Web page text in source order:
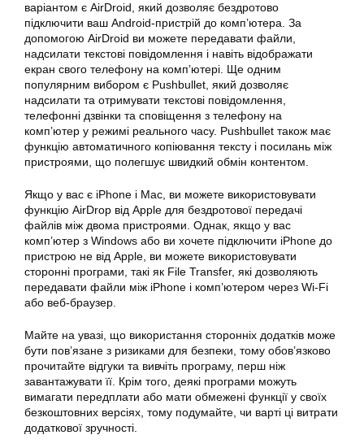
варіантом є AirDroid, який дозволяє бездротово
підключити ваш Android-пристрій до комп’ютера. За
допомогою AirDroid ви можете передавати файли,
надсилати текстові повідомлення і навіть відображати
екран свого телефону на комп’ютері. Ще одним
популярним вибором є Pushbullet, який дозволяє
надсилати та отримувати текстові повідомлення,
телефонні дзвінки та сповіщення з телефону на
комп’ютер у режимі реального часу. Pushbullet також має
функцію автоматичного копіювання тексту і посилань між
пристроями, що полегшує швидкий обмін контентом.
Якщо у вас є iPhone і Mac, ви можете використовувати
функцію AirDrop від Apple для бездротової передачі
файлів між двома пристроями. Однак, якщо у вас
комп’ютер з Windows або ви хочете підключити iPhone до
пристрою не від Apple, ви можете використовувати
сторонні програми, такі як File Transfer, які дозволяють
передавати файли між iPhone і комп’ютером через Wi-Fi
або веб-браузер.
Майте на увазі, що використання сторонніх додатків може
бути пов’язане з ризиками для безпеки, тому обов’язково
прочитайте відгуки та вивчіть програму, перш ніж
завантажувати її. Крім того, деякі програми можуть
вимагати передплати або мати обмежені функції у своїх
безкоштовних версіях, тому подумайте, чи варті ці витрати
додаткової зручності.